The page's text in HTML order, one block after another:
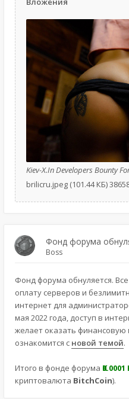
Kiev-X.In Developers Bounty
brilicru.jpeg (101.44 КБ)
Фонд форума
Boss
Фонд форума обнуляется.
оплату серверов и
интернет для
мая 2022 года, доступ в
желает оказать финансовую
ознакомится с новой темой.
Итого в фонде форума Ҝ0.0001
криптовалюта BitchCoin).